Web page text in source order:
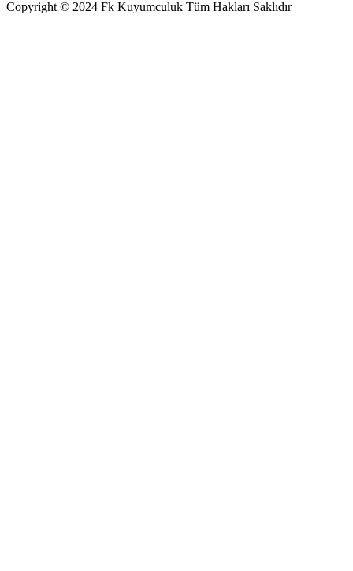
Copyright © 2024 Fk Kuyumculuk Tüm Hakları Saklıdır